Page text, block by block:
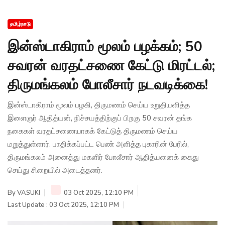
தமிழ்நாடு
இன்ஸ்டாகிராம் மூலம் பழக்கம்; 50
சவரன் வரதட்சணை கேட்டு மிரட்டல்;
திருமங்கலம் போலீசார் நடவடிக்கை!
இன்ஸ்டாகிராம் மூலம் பழகி, திருமணம் செய்ய உறுதியளித்த
இளைஞர் ஆதித்யன், நிச்சயத்திற்குப் பிறகு 50 சவரன் தங்க
நகைகள் வரதட்சணையாகக் கேட்டுத் திருமணம் செய்ய
மறுத்துள்ளார். பாதிக்கப்பட்ட பெண் அளித்த புகாரின் பேரில்,
திருமங்கலம் அனைத்து மகளிர் போலீசார் ஆதித்யனைக் கைது
செய்து சிறையில் அடைத்தனர்.
ByVASUKI
03 Oct 2025, 12:10 PM
Last Update : 03 Oct 2025, 12:10 PM